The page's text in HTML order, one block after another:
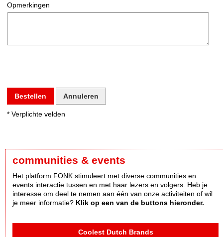
Opmerkingen
Bestellen Annuleren
* Verplichte velden
communities & events
Het platform FONK stimuleert met diverse communities en
events interactie tussen en met haar lezers en volgers. Heb je
interesse om deel te nemen aan één van onze activiteiten of wil
je meer informatie? Klik op een van de buttons hieronder.
Coolest Dutch Brands